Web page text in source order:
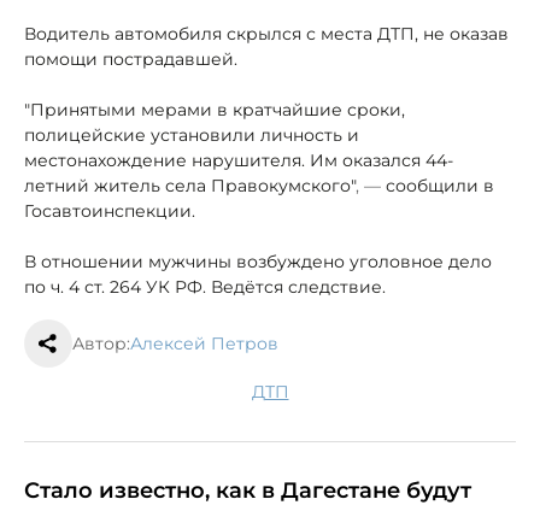
Водитель автомобиля скрылся с места ДТП, не оказав
помощи пострадавшей.
"Принятыми мерами в кратчайшие сроки,
полицейские установили личность и
местонахождение нарушителя. Им оказался 44-
летний житель села Правокумского", — сообщили в
Госавтоинспекции.
В отношении мужчины возбуждено уголовное дело
по ч. 4 ст. 264 УК РФ. Ведётся следствие.
Автор:Алексей Петров
ДТП
Стало известно, как в Дагестане будут